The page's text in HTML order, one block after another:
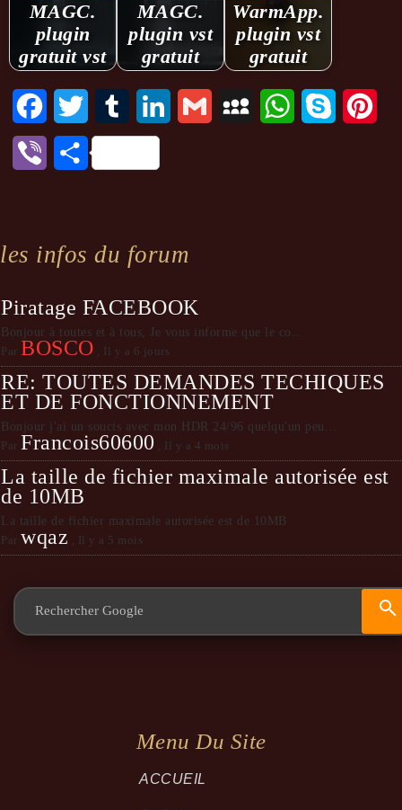
MAGC.
plugin
gratuit vst
MAGC.
plugin vst
gratuit
WarmApp.
plugin vst
gratuit
FacebookTwitter Tumblr LinkedInGmail MySpaceWhatsAppSkype
Viber Partager
les infos du forum
Piratage FACEBOOK
Bonjour à toutes et à tous, Je vous informe que le co...
Par BOSCO Il y a 6 jours
RE: TOUTES DEMANDES TECHIQUES
ET DE FONCTIONNEMENT
Bonjour j'ai un soucis avec mon HDR 24/96 quelqu'un peu...
Par Francois60600 Il y a 4 mois
La taille de fichier maximale autorisée est
de 10MB
La taille de fichier maximale autorisée est de 10MB
Par wqaz Il y a 5 mois
Menu Du Site
ACCUEIL